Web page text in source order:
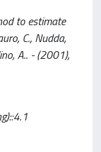
to estimate
C., Nudda,
A.. - (2001),